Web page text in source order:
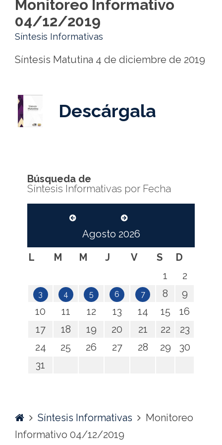
Monitoreo Informativo
04/12/2019
Síntesis Informativas
Síntesis Matutina 4 de diciembre de 2019
Descárgala
Búsqueda de
Síntesis Informativas por Fecha
Agosto 2026
L
M M J V S
D
1
2
3 4 5 6 7 8
9
10
11 12 13 14 15
16
17
18 19 20 21 22
23
24
25 26 27 28 29
30
31
HomeSíntesis Informativas
Monitoreo
Informativo 04/12/2019